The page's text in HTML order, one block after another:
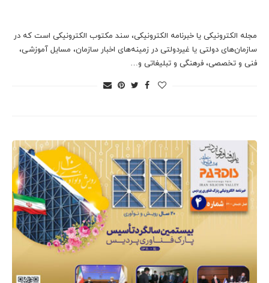
مجله الکترونیکی یا خبرنامه الکترونیکی، سند مکتوب الکترونیکی است که در
سازمان‌های دولتی یا غیردولتی در زمینه‌های اخبار سازمان، مسایل آموزشی،
فنی و تخصصی، فرهنگی و تبلیغاتی و…